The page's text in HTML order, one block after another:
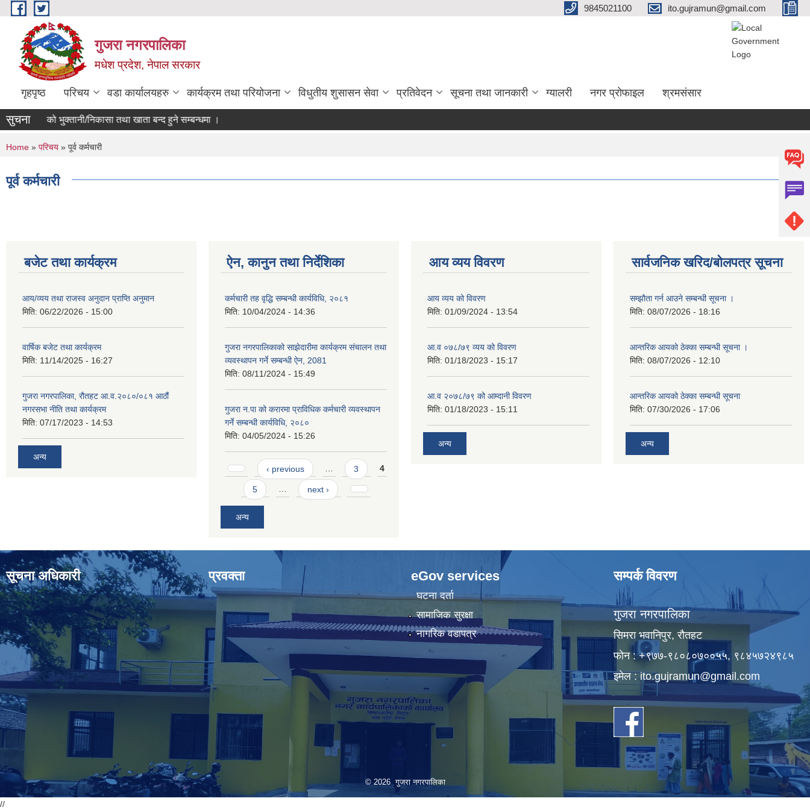
Skip to main content 9845021100 ito.gujramun@gmail.com
गुजरा नगरपालिका
मधेश प्रदेश, नेपाल सरकार
गृहपृष्ठ परिचय वडा कार्यालयहरु कार्यक्रम तथा परियोजना विधुतीय शुसासन सेवा प्रतिवेदन सूचना तथा जानकारी ग्यालरी नगर प्रोफाइल श्रमसंसार
सुचना
८३ को भु्क्तानी/निकासा तथा खाता बन्द हुने सम्बन्धमा ।
You are here
Home » परिचय » पूर्व कर्मचारी
पूर्व कर्मचारी
बजेट तथा कार्यक्रम
आय/व्यय तथा राजस्व अनुदान प्राप्ति अनुमान
मिति: 06/22/2026 - 15:00
वार्षिक बजेट तथा कार्यक्रम
मिति: 11/14/2025 - 16:27
गुजरा नगरपालिका, रौतहट आ.व.२०८०/०८१ आठौं
नगरसभा नीति तथा कार्यक्रम
मिति: 07/17/2023 - 14:53
अन्य
ऐन, कानुन तथा निर्देशिका
कर्मचारी तह वृद्धि सम्बन्धी कार्यविधि, २०८१
मिति: 10/04/2024 - 14:36
गुजरा नगरपालिकाको साझेदारीमा कार्यक्रम संचालन तथा
व्यवस्थापन गर्ने सम्बन्धी ऐन, 2081
मिति: 08/11/2024 - 15:49
गुजरा न.पा को करारमा प्राविधिक कर्मचारी व्यवस्थापन
गर्ने सम्बन्धी कार्यविधि, २०८०
मिति: 04/05/2024 - 15:26
Pages‹ previous … 3 4
5 … next ›
अन्य
आय व्यय विवरण
आय व्यय को विवरण
मिति: 01/09/2024 - 13:54
आ.व ०७८/७९ व्यय को विवरण
मिति: 01/18/2023 - 15:17
आ.व २०७८/७९ को आम्दानी विवरण
मिति: 01/18/2023 - 15:11
अन्य
सार्वजनिक खरिद/बोलपत्र सूचना
सम्झौता गर्न आउने सम्बन्धी सूचना ।
मिति: 08/07/2026 - 18:16
आन्तरिक आयको ठेक्का सम्बन्धी सूचना ।
मिति: 08/07/2026 - 12:10
आन्तरिक आयको ठेक्का सम्बन्धी सूचना
मिति: 07/30/2026 - 17:06
अन्य
सूचना अधिकारी प्रवक्ता eGov services
घटना दर्ता
सामाजिक सुरक्षा
नागरिक वडापत्र
सम्पर्क विवरण
गुजरा नगरपालिका
सिमरा भवानिपुर, राैतहट
फाेन : +९७७-९८०८०७००५५, ९८४५७२४९८५
इमेल :ito.gujramun@gmail.com
© 2026 गुजरा नगरपालिका
//